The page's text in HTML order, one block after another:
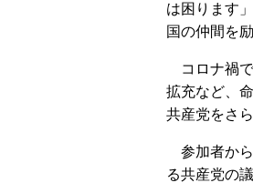
は困ります
国の仲間を
コロナ禍で
拡充など、
共産党をさ
参加者から
る共産党の